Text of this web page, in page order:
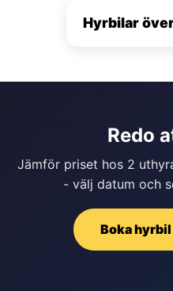
Hyrbilar
Redo
Jämför priset hos 2
- välj datum och
Boka